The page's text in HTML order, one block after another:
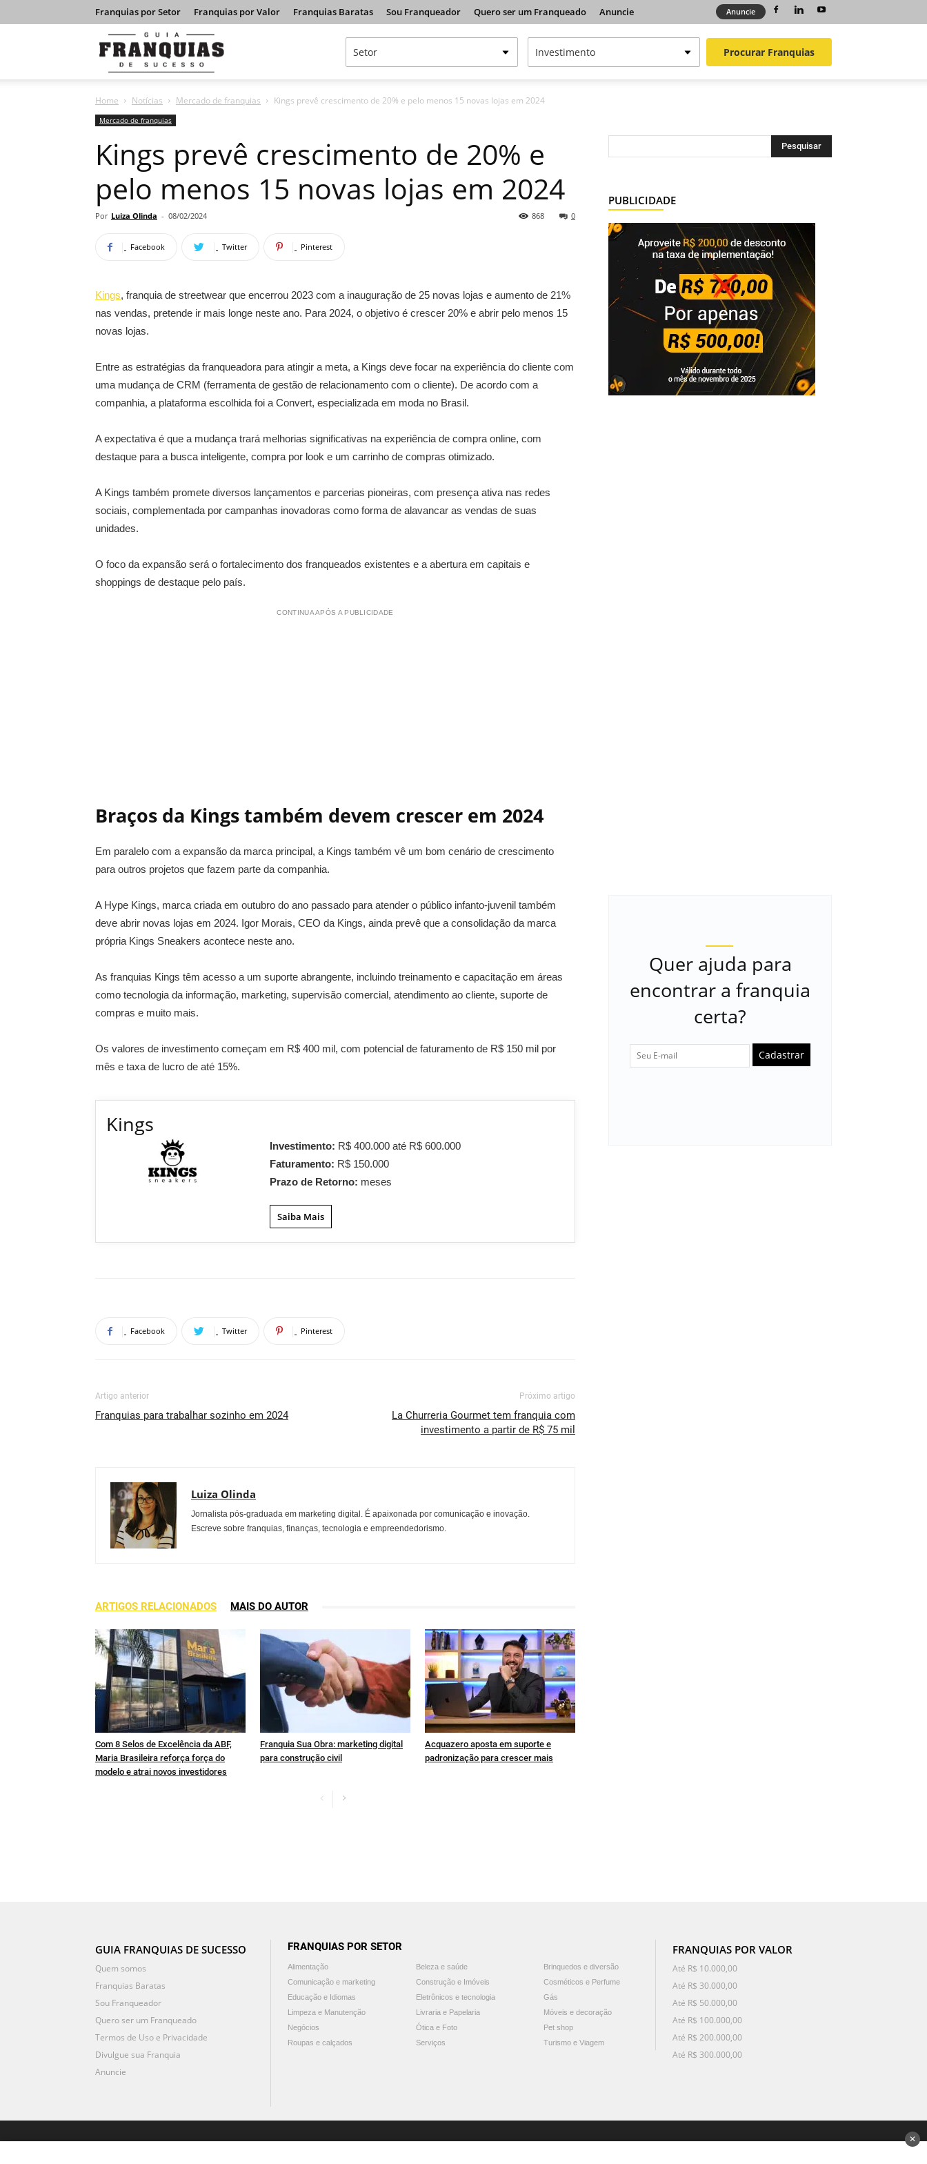
Franquias por Setor Franquias por Valor Franquias Baratas Sou Franqueador Quero ser um Franqueado Anuncie Anuncie
Franquias
de
Procurar Franquias
Home Notícias Mercado de franquias Kings prevê crescimento de 20% e pelo menos 15 novas lojas em 2024
Mercado de franquias
Kings prevê crescimento de 20% e
pelo menos 15 novas lojas em 2024
Por Luiza Olinda - 08/02/2024 0
868
Facebook Twitter Pinterest
Kings, franquia de streetwear que encerrou 2023 com a inauguração de 25 novas lojas e aumento de 21%
nas vendas, pretende ir mais longe neste ano. Para 2024, o objetivo é crescer 20% e abrir pelo menos 15
novas lojas.
Entre as estratégias da franqueadora para atingir a meta, a Kings deve focar na experiência do cliente com
uma mudança de CRM (ferramenta de gestão de relacionamento com o cliente). De acordo com a
companhia, a plataforma escolhida foi a Convert, especializada em moda no Brasil.
A expectativa é que a mudança trará melhorias significativas na experiência de compra online, com
destaque para a busca inteligente, compra por look e um carrinho de compras otimizado.
A Kings também promete diversos lançamentos e parcerias pioneiras, com presença ativa nas redes
sociais, complementada por campanhas inovadoras como forma de alavancar as vendas de suas
unidades.
O foco da expansão será o fortalecimento dos franqueados existentes e a abertura em capitais e
shoppings de destaque pelo país.
CONTINUA APÓS A PUBLICIDADE
Braços da Kings também devem crescer em 2024
Em paralelo com a expansão da marca principal, a Kings também vê um bom cenário de crescimento
para outros projetos que fazem parte da companhia.
A Hype Kings, marca criada em outubro do ano passado para atender o público infanto-juvenil também
deve abrir novas lojas em 2024. Igor Morais, CEO da Kings, ainda prevê que a consolidação da marca
própria Kings Sneakers acontece neste ano.
As franquias Kings têm acesso a um suporte abrangente, incluindo treinamento e capacitação em áreas
como tecnologia da informação, marketing, supervisão comercial, atendimento ao cliente, suporte de
compras e muito mais.
Os valores de investimento começam em R$ 400 mil, com potencial de faturamento de R$ 150 mil por
mês e taxa de lucro de até 15%.
Kings
Investimento: R$ 400.000 até R$ 600.000
Faturamento: R$ 150.000
Prazo de Retorno: meses
Saiba Mais
Facebook Twitter Pinterest
Artigo anterior
Franquias para trabalhar sozinho em 2024
Próximo artigo
La Churreria Gourmet tem franquia com
investimento a partir de R$ 75 mil
Luiza Olinda
Jornalista pós-graduada em marketing digital. É apaixonada por comunicação e inovação.
Escreve sobre franquias, finanças, tecnologia e empreendedorismo.
ARTIGOS RELACIONADOS MAIS DO AUTOR
Com 8 Selos de Excelência da ABF,
Maria Brasileira reforça força do
modelo e atrai novos investidores
Franquia Sua Obra: marketing digital
para construção civil
Acquazero aposta em suporte e
padronização para crescer mais
PUBLICIDADE
Quer ajuda para
encontrar a franquia
certa?
Cadastrar
GUIA FRANQUIAS DE SUCESSO
Quem somos
Franquias Baratas
Sou Franqueador
Quero ser um Franqueado
Termos de Uso e Privacidade
Divulgue sua Franquia
Anuncie
FRANQUIAS POR SETOR
Alimentação Beleza e saúde
Brinquedos e diversão
Comunicação e marketing
Construção e Imóveis
Cosméticos e Perfume
Educação e Idiomas
Eletrônicos e tecnologia
Gás
Limpeza e Manutenção
Livraria e Papelaria
Móveis e decoração
Negócios
Ótica e Foto
Pet shop
Roupas e calçados
Serviços Turismo e Viagem
FRANQUIAS POR VALOR
Até R$ 10.000,00
Até R$ 30.000,00
Até R$ 50.000,00
Até R$ 100.000,00
Até R$ 200.000,00
Até R$ 300.000,00
✕